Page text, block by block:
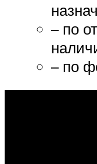
– по
– по